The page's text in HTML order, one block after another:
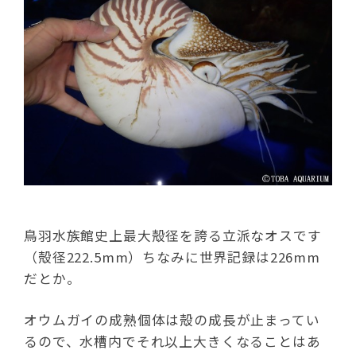
鳥羽水族館史上最大殻径を誇る立派なオスです
（殻径222.5mm）ちなみに世界記録は226mm
だとか。
オウムガイの成熟個体は殻の成長が止まってい
るので、水槽内でそれ以上大きくなることはあ